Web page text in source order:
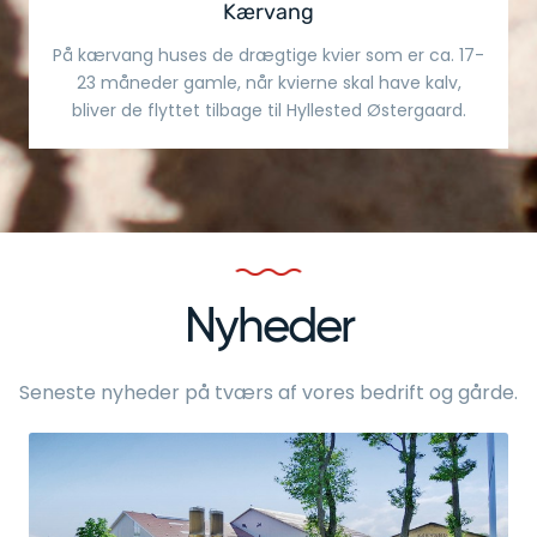
Kærvang
På kærvang huses de drægtige kvier som er ca. 17-
23 måneder gamle, når kvierne skal have kalv,
bliver de flyttet tilbage til Hyllested Østergaard.
Nyheder
Seneste nyheder på tværs af vores bedrift og gårde.